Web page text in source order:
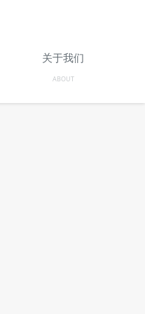
关于我们
ABOUT